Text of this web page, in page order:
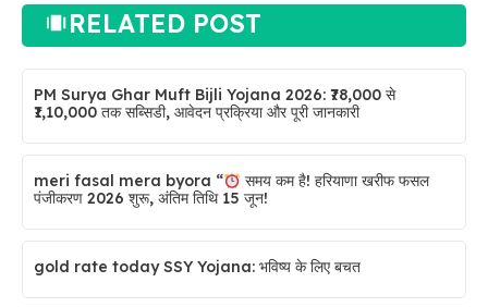
RELATED POST
PM Surya Ghar Muft Bijli Yojana 2026: ₹78,000 से
₹1,10,000 तक सब्सिडी, आवेदन प्रक्रिया और पूरी जानकारी
meri fasal mera byora “
समय कम है! हरियाणा खरीफ फसल
पंजीकरण 2026 शुरू, अंतिम तिथि 15 जून!
gold rate today SSY Yojana: भविष्य के लिए बचत